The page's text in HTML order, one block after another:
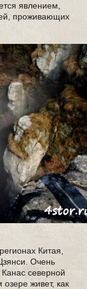
явлением,
проживающих
Китая,
Очень
Канас северной
живет, как